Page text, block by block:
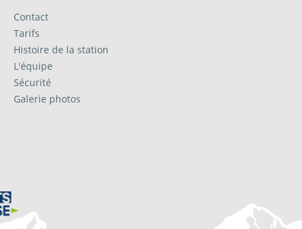
Contact
Tarifs
Histoire de la station
L'équipe
Sécurité
Galerie photos